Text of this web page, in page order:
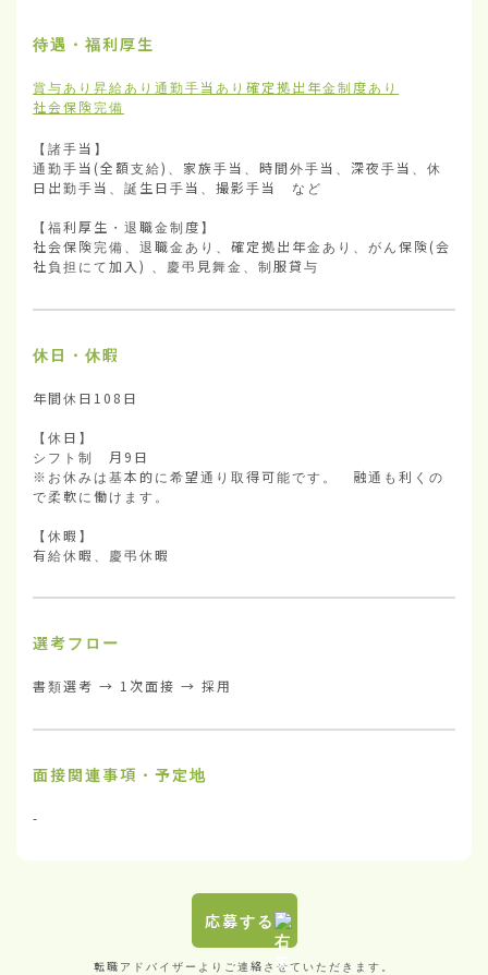
待遇・福利厚生
賞与あり 昇給あり 通勤手当あり 確定拠出年金制度あり
社会保険完備
【諸手当】
通勤手当(全額支給)、家族手当、時間外手当、深夜手当、休
日出勤手当、誕生日手当、撮影手当　など
【福利厚生・退職金制度】
社会保険完備、退職金あり、確定拠出年金あり、がん保険(会
社負担にて加入) 、慶弔見舞金、制服貸与
休日・休暇
年間休日108日
【休日】
シフト制　月9日
※お休みは基本的に希望通り取得可能です。　融通も利くの
で柔軟に働けます。
【休暇】
有給休暇、慶弔休暇
選考フロー
書類選考 → 1次面接 → 採用
面接関連事項・予定地
-
応募する
転職アドバイザーよりご連絡させていただきます。